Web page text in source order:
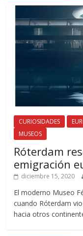
CURIOSIDADES
MUSEOS
Róterdam
emigración
diciembre 15, 2020
El moderno Museo
cuando Róterdam
hacia otros